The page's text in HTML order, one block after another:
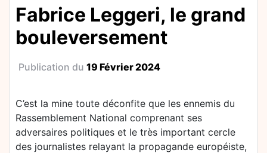
Fabrice Leggeri, le grand
bouleversement
Publication du 19 Février 2024
C’est la mine toute déconfite que les ennemis du
Rassemblement National comprenant ses
adversaires politiques et le très important cercle
des journalistes relayant la propagande européiste,